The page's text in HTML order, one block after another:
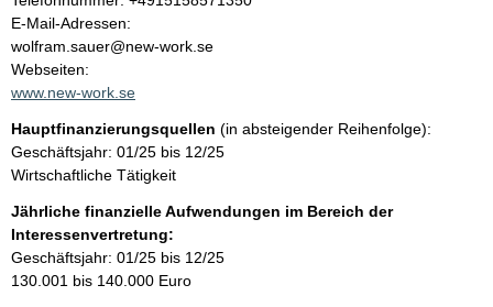
a
l
t
o
n
t
a
t
i
n
f
o
r
m
E-Mail-Adressen:
wolfram.sauer@new-work.se
Webseiten:
www.new-work.se
Hauptfinanzierungsquellen (in absteigender Reihenfolge):
Geschäftsjahr: 01/25 bis 12/25
Wirtschaftliche Tätigkeit
Jährliche finanzielle Aufwendungen im Bereich der
Interessenvertretung:
Geschäftsjahr: 01/25 bis 12/25
130.001 bis 140.000 Euro